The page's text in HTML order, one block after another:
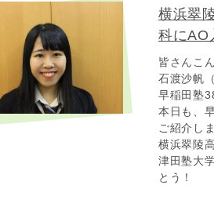
横浜翠
科にAO
皆さんこ
石渡沙帆
早稲田塾
本日も、
ご紹介し
横浜翠陵
津田塾大
とう！